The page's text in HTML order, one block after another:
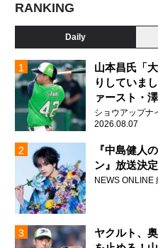
錦鯉・渡辺隆、長谷川雅紀
RANKING
Daily
山本昌氏「
りしていま
ァースト・
ショウアップナ
2026.08.07
『中島健人
ン』放送決定
NEWS ONLINE
ヤクルト、